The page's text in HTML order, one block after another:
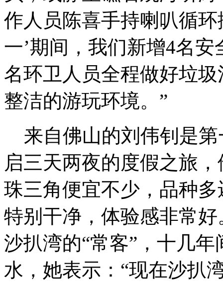
作人员陈喜手持喇叭循
一’期间，我们新增4名
名环卫人员全程做好垃
整洁的游玩环境。”
来自佛山的刘伟钊是第
启三天两夜的度假之旅
珠三角便宜不少，品种
特别干净，体验感非常
沙扒湾的“常客”，十几
水，她表示：“现在沙扒